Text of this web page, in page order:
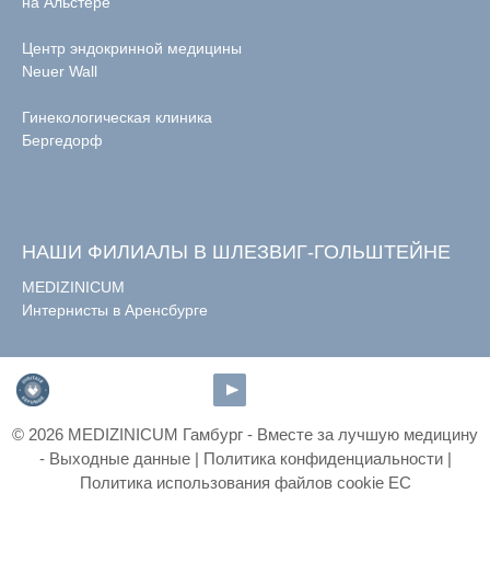
Центр эндокринной медицины
Neuer Wall
Гинекологическая клиника
Бергедорф
НАШИ ФИЛИАЛЫ В ШЛЕЗВИГ-ГОЛЬШТЕЙНЕ
MEDIZINICUM
Интернисты в Аренсбурге
© 2026 MEDIZINICUM Гамбург - Вместе за лучшую медицину
- Выходные данные| Политика конфиденциальности|
Политика использования файлов cookie ЕС